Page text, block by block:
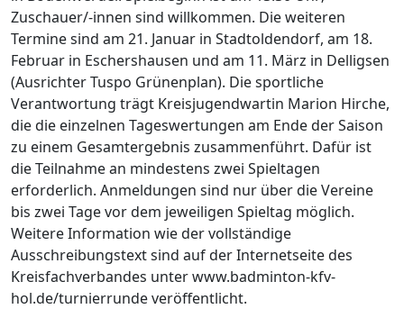
Zuschauer/-innen sind willkommen. Die weiteren
Termine sind am 21. Januar in Stadtoldendorf, am 18.
Februar in Eschershausen und am 11. März in Delligsen
(Ausrichter Tuspo Grünenplan). Die sportliche
Verantwortung trägt Kreisjugendwartin Marion Hirche,
die die einzelnen Tageswertungen am Ende der Saison
zu einem Gesamtergebnis zusammenführt. Dafür ist
die Teilnahme an mindestens zwei Spieltagen
erforderlich. Anmeldungen sind nur über die Vereine
bis zwei Tage vor dem jeweiligen Spieltag möglich.
Weitere Information wie der vollständige
Ausschreibungstext sind auf der Internetseite des
Kreisfachverbandes unter www.badminton-kfv-
hol.de/turnierrunde veröffentlicht.